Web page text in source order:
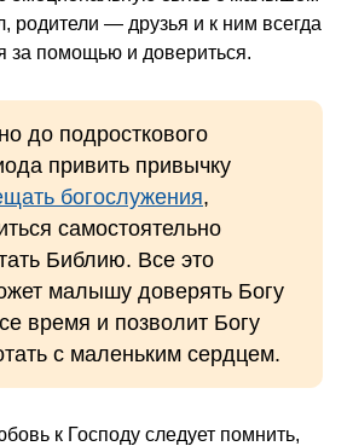
родители — друзья и к ним всегда
за помощью и довериться.
до подросткового
привить привычку
богослужения,
самостоятельно
Библию. Все это
малышу доверять Богу
время и позволит Богу
с маленьким сердцем.
к Господу следует помнить,